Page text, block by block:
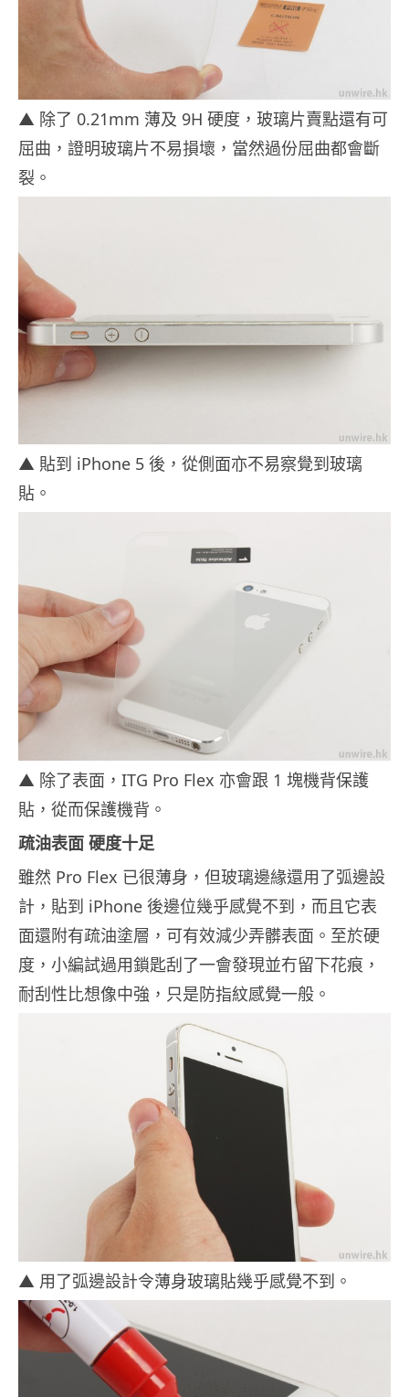
▲ 除了 0.21mm 薄及 9H 硬度，玻璃片賣點還有可
屈曲，證明玻璃片不易損壞，當然過份屈曲都會斷
裂。
▲ 貼到 iPhone 5 後，從側面亦不易察覺到玻璃
貼。
▲ 除了表面，ITG Pro Flex 亦會跟 1 塊機背保護
貼，從而保護機背。
疏油表面 硬度十足
雖然 Pro Flex 已很薄身，但玻璃邊緣還用了弧邊設
計，貼到 iPhone 後邊位幾乎感覺不到，而且它表
面還附有疏油塗層，可有效減少弄髒表面。至於硬
度，小編試過用鎖匙刮了一會發現並冇留下花痕，
耐刮性比想像中強，只是防指紋感覺一般。
▲ 用了弧邊設計令薄身玻璃貼幾乎感覺不到。